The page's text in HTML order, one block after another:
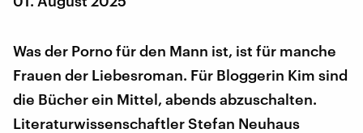
Was der Porno für den Mann ist, ist für manche
Frauen der Liebesroman. Für Bloggerin Kim sind
die Bücher ein Mittel, abends abzuschalten.
Literaturwissenschaftler Stefan Neuhaus